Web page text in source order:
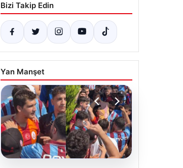
Bizi Takip Edin
Yan Manşet